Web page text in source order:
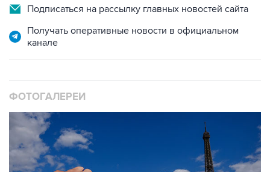
Получать оперативные новости в официальном